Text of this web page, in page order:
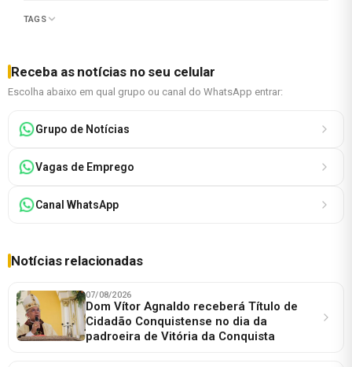
TAGS
Receba as notícias no seu celular
Escolha abaixo em qual grupo ou canal do WhatsApp entrar:
Grupo de Notícias
Vagas de Emprego
Canal WhatsApp
Notícias relacionadas
07/08/2026
Dom Vítor Agnaldo receberá Título de
Cidadão Conquistense no dia da
padroeira de Vitória da Conquista